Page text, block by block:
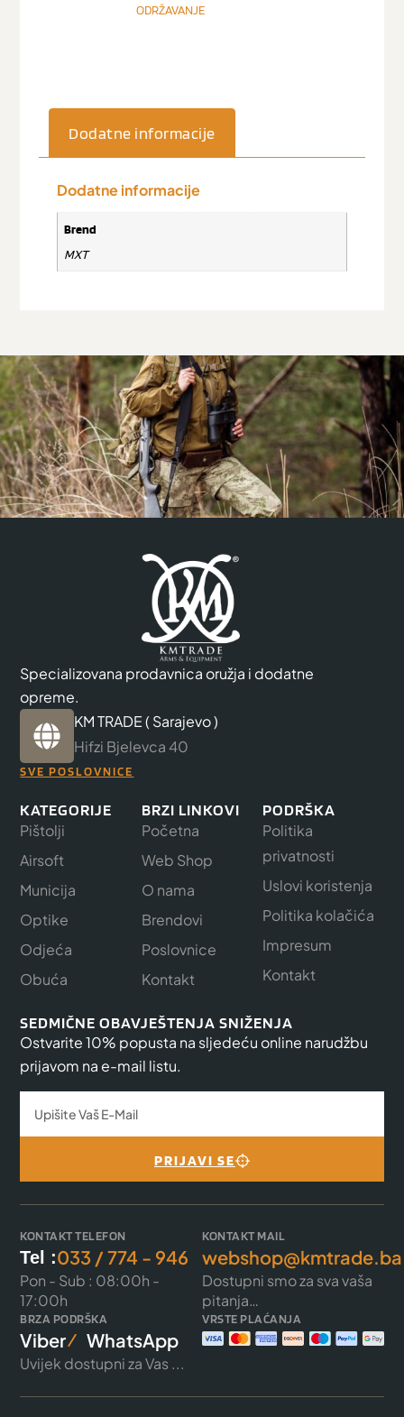
ODRŽAVANJE
Dodatne informacije
Dodatne informacije
Brend
MXT
Specializovana prodavnica oružja i dodatne
opreme.
KM TRADE ( Sarajevo )
Hifzi Bjelevca 40
SVE POSLOVNICE
KATEGORIJE
Pištolji
Airsoft
Municija
Optike
Odjeća
Obuća
BRZI LINKOVI
Početna
Web Shop
O nama
Brendovi
Poslovnice
Kontakt
PODRŠKA
Politika
privatnosti
Uslovi koristenja
Politika kolačića
Impresum
Kontakt
SEDMIČNE OBAVJEŠTENJA SNIŽENJA
Ostvarite 10% popusta na sljedeću online narudžbu
prijavom na e-mail listu.
PRIJAVI SE
KONTAKT TELEFON
Tel :033 / 774 - 946
Pon - Sub : 08:00h -
17:00h
KONTAKT MAIL
webshop@kmtrade.ba
Dostupni smo za sva vaša
pitanja…
BRZA PODRŠKA
Viber WhatsApp
Uvijek dostupni za Vas ...
VRSTE PLAĆANJA